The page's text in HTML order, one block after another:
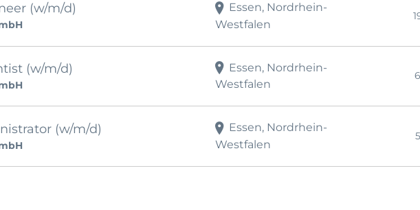
(w/m/d)
Essen, Nordrhein-
Westfalen
(w/m/d)
Essen, Nordrhein-
Westfalen
(w/m/d)
Essen, Nordrhein-
Westfalen